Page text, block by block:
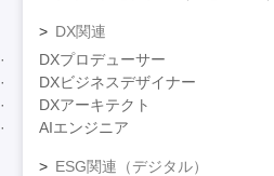
DX関連
DXプロデューサー
DXビジネスデザイナー
DXアーキテクト
AIエンジニア
ESG関連（デジタル）